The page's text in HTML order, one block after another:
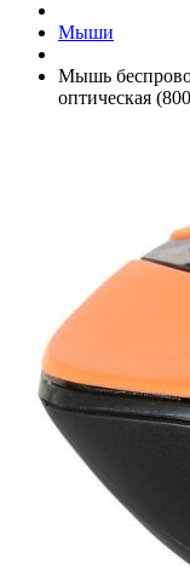
Мыши
Мышь
оптическая